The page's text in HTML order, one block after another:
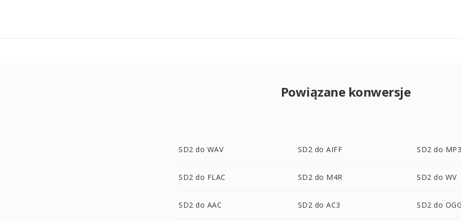
Powiązane konwersje
SD2 do WAV SD2 do AIFF SD2 do
SD2 do FLAC SD2 do M4R SD2 do WV
SD2 do AAC SD2 do AC3 SD2 do